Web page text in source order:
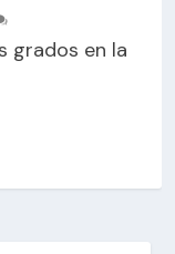
grados en la